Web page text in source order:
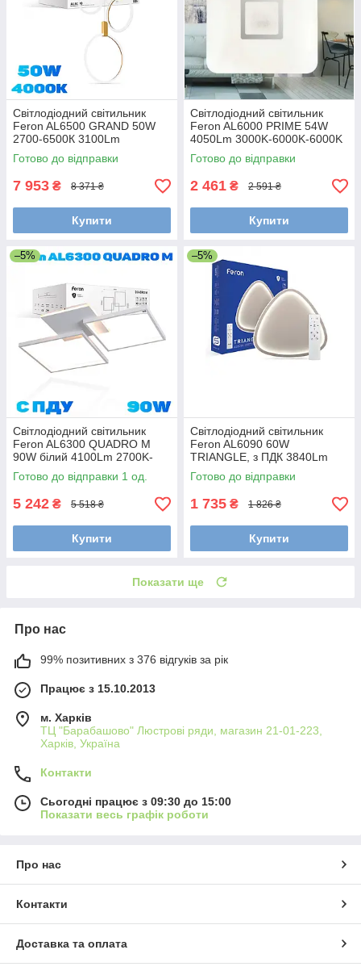
Світлодіодний світильник
Feron AL6500 GRAND 50W
2700-6500К 3100Lm
340*390*1200m
Готово до відправки
7 953 ₴ 8 371 ₴
Купити
Світлодіодний світильник
Feron AL6000 PRIME 54W
4050Lm 3000K-6000K-6000K
435*65m
Готово до відправки
2 461 ₴ 2 591 ₴
Купити
–5%
Світлодіодний світильник
Feron AL6300 QUADRO M
90W білий 4100Lm 2700K-
6500K 690*520*60mm
Готово до відправки 1 од.
5 242 ₴ 5 518 ₴
Купити
–5%
Світлодіодний світильник
Feron AL6090 60W
TRIANGLE, з ПДК 3840Lm
3000K-6000K 400*400*37mm
Готово до відправки
1 735 ₴ 1 826 ₴
Купити
Показати ще
Про нас
99% позитивних з 376 відгуків за рік
Працює з 15.10.2013
м. Харків
ТЦ "Барабашово" Люстрові ряди, магазин 21-01-223,
Харків, Україна
Контакти
Сьогодні працює з 09:30 до 15:00
Показати весь графік роботи
Про нас
Контакти
Доставка та оплата